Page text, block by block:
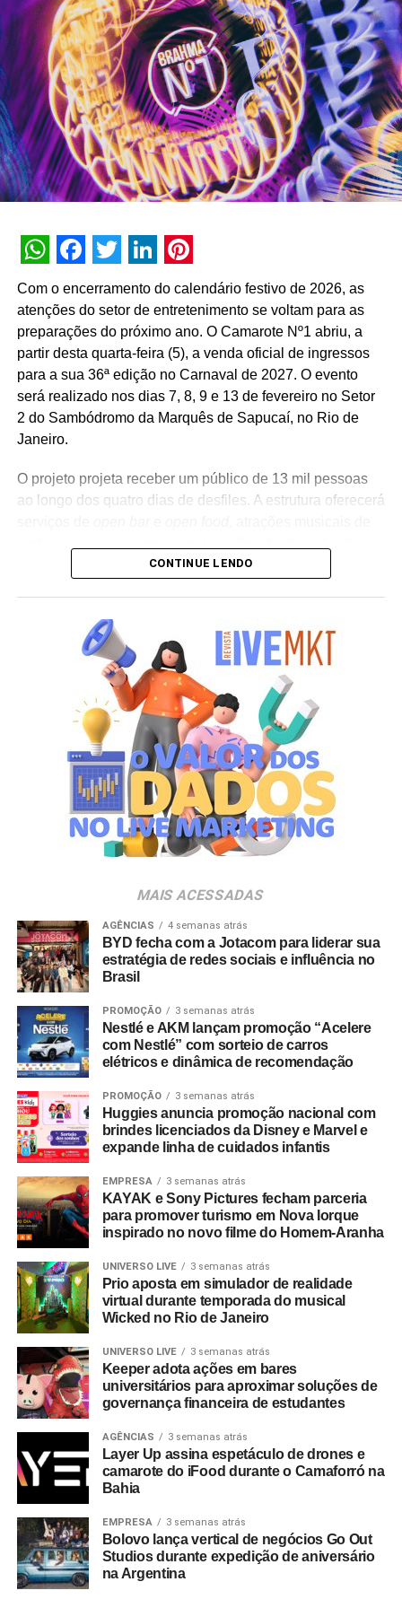
milhões de interações, alcançando uma taxa de retenção
interna de 90% e índice de resolutividade de 87% nos
atendimentos.
Além da b.ia, o Meu Bradesco engloba ferramentas como
o E-agro — plataforma digital direcionada a produtores
rurais — e sistemas de recomendação de investimentos
suportados porGenAI(Inteligência Artificial Generativa),
que fornecem assessoria financeira automatizada e
A estratégia de divulgação da campanha engloba
peças deOut of Home(OOH) e ações com
influenciadores digitais, reforçando o posicionamento do
banco na transformação digital do setor financeiro.
WhatsApp
Facebook
Twitter
LinkedIn
Pinterest
Com o encerramento do calendário festivo de 2026, as
atenções do setor de entretenimento se voltam para as
preparações do próximo ano. O Camarote Nº1 abriu, a
partir desta quarta-feira (5), a venda oficial de ingressos
para a sua 36ª edição no Carnaval de 2027. O evento
será realizado nos dias 7, 8, 9 e 13 de fevereiro no Setor
2 do Sambódromo da Marquês de Sapucaí, no Rio de
Janeiro.
O projeto projeta receber um público de 13 mil pessoas
ao longo dos quatro dias de desfiles. A estrutura oferecerá
marcas parceiras. “O Camarote Nº1 é um projeto que faz
uma experiência personalizada que nasce dolifestyle
cidade maravilhosa”, destaca Marcio Esher, sócio, diretor
de negócios e marketing da Holding Clube e gestor do
A produção do evento é assinada pela agência Banco_
em parceria com a Storymakers e a Cross Networking,
empresas pertencentes ao ecossistema da Holding
Clube. O projeto criativo mantém a assinatura “Brasil na
Veia”, conceito focado na valorização da cultura nacional,
da música e da hospitalidade carioca.
no canal oficial da Ticketmaster, com lote inicial a partir
de R$ 3.950,00. As demais atualizações e atrações do
evento serão divulgadas nos canais oficiais do camarote
nos próximos meses.
CONTINUE LENDO
MAIS ACESSADAS
AGÊNCIAS 4 semanas atrás
BYD fecha com a Jotacom para liderar sua
estratégia de redes sociais e influência no
Brasil
PROMOÇÃO 3 semanas atrás
Nestlé e AKM lançam promoção “Acelere
com Nestlé” com sorteio de carros
elétricos e dinâmica de recomendação
PROMOÇÃO 3 semanas atrás
Huggies anuncia promoção nacional com
brindes licenciados da Disney e Marvel e
expande linha de cuidados infantis
EMPRESA 3 semanas atrás
KAYAK e Sony Pictures fecham parceria
para promover turismo em Nova Iorque
inspirado no novo filme do Homem-Aranha
UNIVERSO LIVE 3 semanas atrás
Prio aposta em simulador de realidade
virtual durante temporada do musical
Wicked no Rio de Janeiro
UNIVERSO LIVE 3 semanas atrás
Keeper adota ações em bares
universitários para aproximar soluções de
governança financeira de estudantes
AGÊNCIAS 3 semanas atrás
Layer Up assina espetáculo de drones e
camarote do iFood durante o Camaforró na
Bahia
EMPRESA 3 semanas atrás
Bolovo lança vertical de negócios Go Out
Studios durante expedição de aniversário
na Argentina